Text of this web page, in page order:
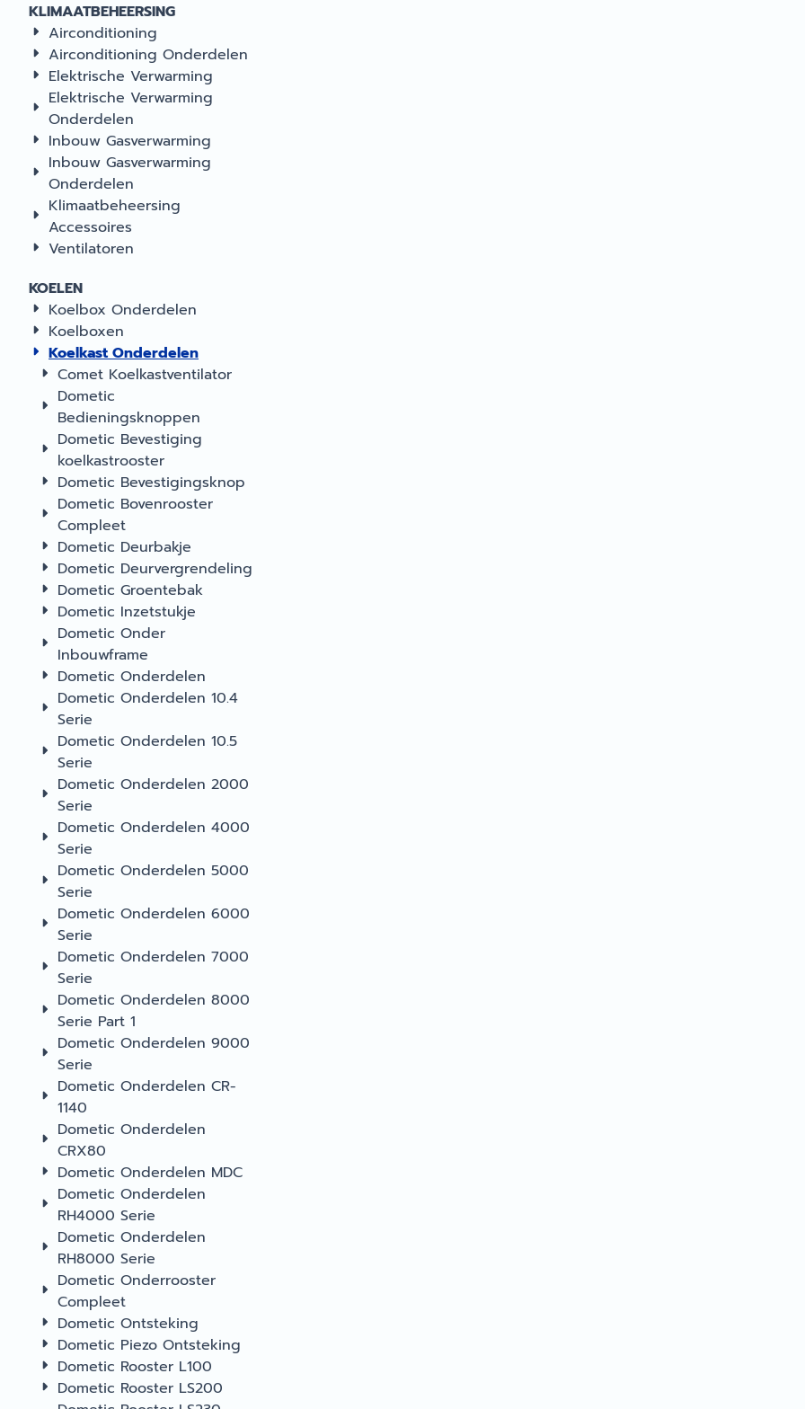
KLIMAATBEHEERSING
Airconditioning
Airconditioning Onderdelen
Elektrische Verwarming
Elektrische Verwarming
Onderdelen
Inbouw Gasverwarming
Inbouw Gasverwarming
Onderdelen
Klimaatbeheersing
Accessoires
Ventilatoren
KOELEN
Koelbox Onderdelen
Koelboxen
Koelkast Onderdelen
Comet Koelkastventilator
Dometic
Bedieningsknoppen
Dometic Bevestiging
koelkastrooster
Dometic Bevestigingsknop
Dometic Bovenrooster
Compleet
Dometic Deurbakje
Dometic Deurvergrendeling
Dometic Groentebak
Dometic Inzetstukje
Dometic Onder
Inbouwframe
Dometic Onderdelen
Dometic Onderdelen 10.4
Serie
Dometic Onderdelen 10.5
Serie
Dometic Onderdelen 2000
Serie
Dometic Onderdelen 4000
Serie
Dometic Onderdelen 5000
Serie
Dometic Onderdelen 6000
Serie
Dometic Onderdelen 7000
Serie
Dometic Onderdelen 8000
Serie Part 1
Dometic Onderdelen 9000
Serie
Dometic Onderdelen CR-
1140
Dometic Onderdelen
CRX80
Dometic Onderdelen MDC
Dometic Onderdelen
RH4000 Serie
Dometic Onderdelen
RH8000 Serie
Dometic Onderrooster
Compleet
Dometic Ontsteking
Dometic Piezo Ontsteking
Dometic Rooster L100
Dometic Rooster LS200